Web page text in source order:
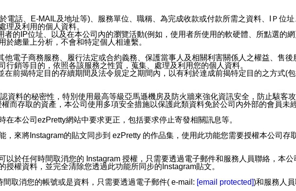
電話、E-MAIL及地址等)、服務單位、職稱、為完成收款或付款所需之資料、IＰ位
理及利用的個人資料。
的IP位址、以及在本公司內的瀏覽活動(例如，使用者所使用的軟硬體、所點選的
總量上分析，不會和特定個人相連繫。
電子商務服務、履行法定或合約義務、保護當事人及相關利害關係人之權益、售
銷等目的，依照各該服務之性質，蒐集、處理及利用您的個人資料。
前揭特定目的存續期間及法令規定之期間內，以有利於達成前揭特定目的之方式(
資料的秘密性，特別使用最高等級亞馬遜機房及防火牆來強化資訊安全，防止駭客
而存取的資產，本公司使用多項安全措施以保護此類資料免於公司內外部的會員未
本公司ezPretty網站中要求更正，包括要求停止寄發相關訊息等。
來將Instagram的貼文同步到 ezPretty 的作品集，使用此功能您需要授權本公司存
於任何時間取消您的 Instagram 授權，只需要透過電子郵件和服務人員聯絡，本
權資料，並完全清除您透過此功能所同步的Instagram貼文。
取消您的帳號或是資料，只需要透過電子郵件( e-mail: [email protected])和服務人